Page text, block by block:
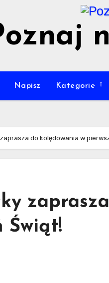
Napisz Kategorie
do kolędowania w
Świąt!